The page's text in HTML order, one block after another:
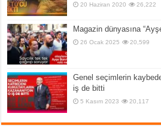
20 Haziran 2020 26,222
Magazin dünyasına
26 Ocak 2025 20,599
Genel seçimlerin
iş de bitti
5 Kasım 2023 20,117